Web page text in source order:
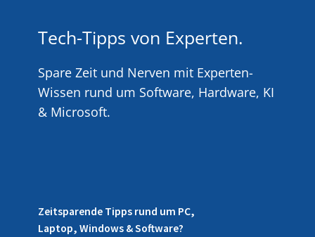
Tech-Tipps von Experten.
Spare Zeit und Nerven mit Experten-
Wissen rund um Software, Hardware, KI
& Microsoft.
Zeitsparende Tipps rund um PC,
Laptop, Windows & Software?